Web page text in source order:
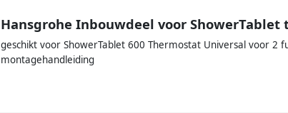
Hansgrohe Inbouwdeel voor
geschikt voor ShowerTablet 600 Thermostat Universal voor 2
montagehandleiding